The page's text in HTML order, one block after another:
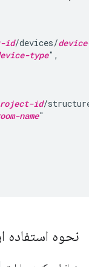
id/devices/
type",
id/
name"
نحوه